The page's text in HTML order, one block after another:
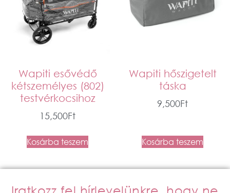
Wapiti esővédő
kétszemélyes (802)
testvérkocsihoz
15,500Ft
Kosárba teszem
Wapiti hőszigetelt
táska
9,500Ft
Kosárba teszem